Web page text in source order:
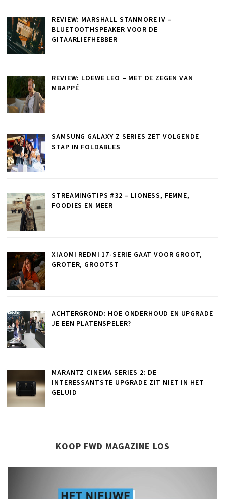
REVIEW: MARSHALL STANMORE IV –
BLUETOOTHSPEAKER VOOR DE
GITAARLIEFHEBBER
REVIEW: LOEWE LEO – MET DE ZEGEN VAN
MBAPPÉ
SAMSUNG GALAXY Z SERIES ZET VOLGENDE
STAP IN FOLDABLES
STREAMINGTIPS #32 – LIONESS, FEMME,
FOODIES EN MEER
XIAOMI REDMI 17-SERIE GAAT VOOR GROOT,
GROTER, GROOTST
ACHTERGROND: HOE ONDERHOUD EN UPGRADE
JE EEN PLATENSPELER?
MARANTZ CINEMA SERIES 2: DE
INTERESSANTSTE UPGRADE ZIT NIET IN HET
GELUID
KOOP FWD MAGAZINE LOS